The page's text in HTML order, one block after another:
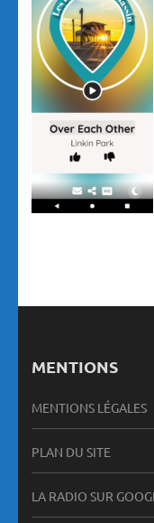
MENTIONS
MENTIONS LÉGALES
PLAN DU SITE
LA RADIO SUR